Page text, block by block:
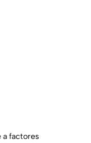
a factores